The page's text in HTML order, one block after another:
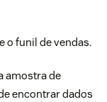
o funil de vendas.
amostra de
encontrar dados